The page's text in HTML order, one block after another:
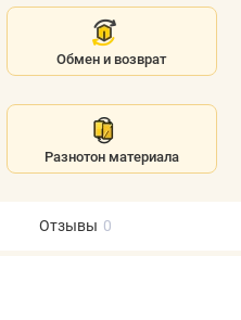
Обмен и возврат
Разнотон материала
Отзывы 0